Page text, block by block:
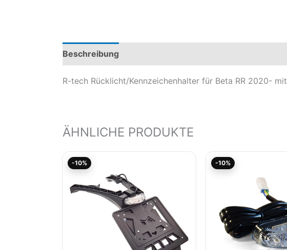
Beschreibung
R-tech Rücklicht/Kennzeichenhalter für Beta RR 2020-
ÄHNLICHE PRODUKTE
-10%
war:
56,00€
ist:
50,40€.
-10%
39,19€
35,27€.